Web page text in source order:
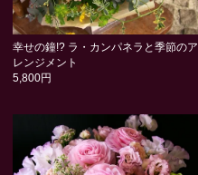
幸せの鐘!? ラ・カンパネラと季節のア
レンジメント
5,800円